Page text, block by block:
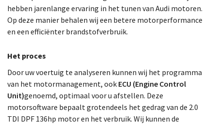
hebben jarenlange ervaring in het tunen van Audi motoren.
Op deze manier behalen wij een betere motorperformance
en een efficiënter brandstofverbruik.
Het proces
Door uw voertuig te analyseren kunnen wij het programma
van het motormanagement, ook ECU (Engine Control
Unit)genoemd, optimaal voor u afstellen. Deze
motorsoftware bepaalt grotendeels het gedrag van de 2.0
TDI DPF 136hp motor en het verbruik. Wij kunnen de